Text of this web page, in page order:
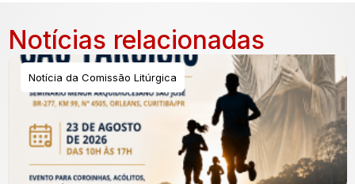
Notícias relacionadas
Notícia da Comissão Litúrgica